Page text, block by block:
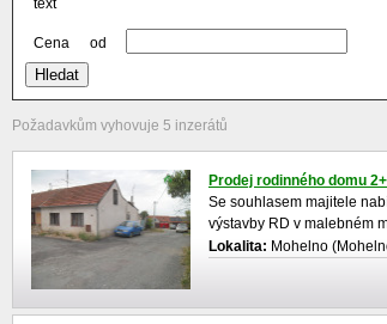
text
Cena od
Požadavkům vyhovuje 5 inzerátů
Prodej rodinného domu
Se souhlasem majitele
výstavby RD v malebném
Lokalita: Mohelno